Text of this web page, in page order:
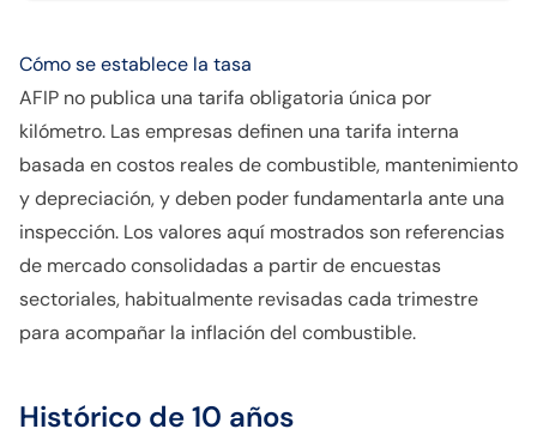
Cómo se establece la tasa
AFIP no publica una tarifa obligatoria única por
kilómetro. Las empresas definen una tarifa interna
basada en costos reales de combustible, mantenimiento
y depreciación, y deben poder fundamentarla ante una
inspección. Los valores aquí mostrados son referencias
de mercado consolidadas a partir de encuestas
sectoriales, habitualmente revisadas cada trimestre
para acompañar la inflación del combustible.
Histórico de 10 años